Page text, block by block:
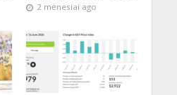
2 mėnesiai ago